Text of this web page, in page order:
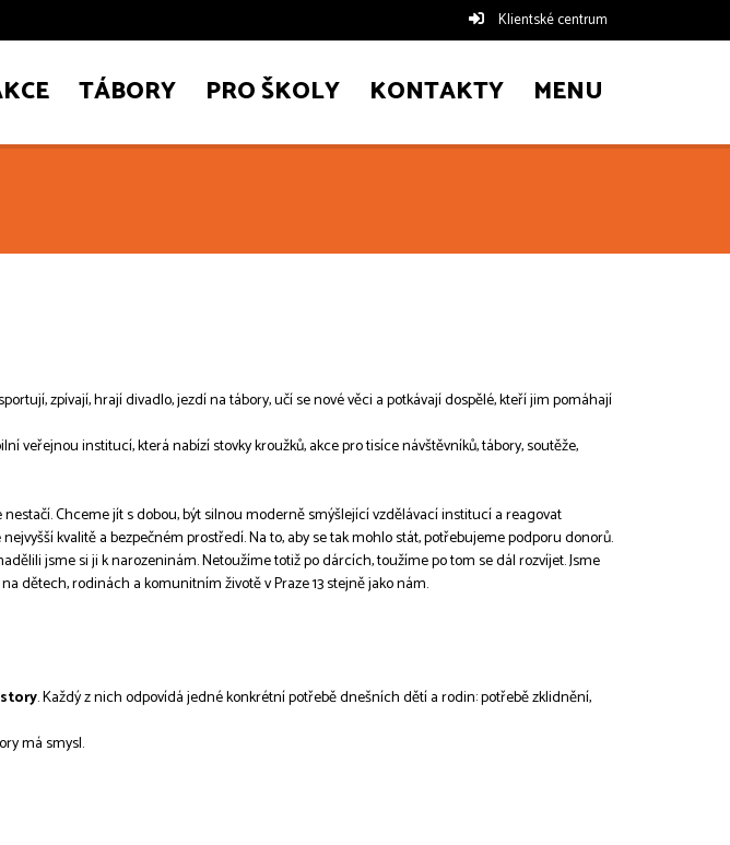
Klientské centrum
TÁBORY PRO ŠKOLY KONTAKTY MENU
zpívají, hrají divadlo, jezdí na tábory, učí se nové věci a potkávají dospělé, kteří jim pomáhají
veřejnou institucí, která nabízí stovky kroužků, akce pro tisíce návštěvníků, tábory, soutěže,
Chceme jít s dobou, být silnou moderně smýšlející vzdělávací institucí a reagovat
kvalitě a bezpečném prostředí. Na to, aby se tak mohlo stát, potřebujeme podporu donorů.
jsme si ji k narozeninám. Netoužíme totiž po dárcích, toužíme po tom se dál rozvíjet. Jsme
dětech, rodinách a komunitním životě v Praze 13 stejně jako nám.
. Každý z nich odpovídá jedné konkrétní potřebě dnešních dětí a rodin: potřebě zklidnění,
má smysl.